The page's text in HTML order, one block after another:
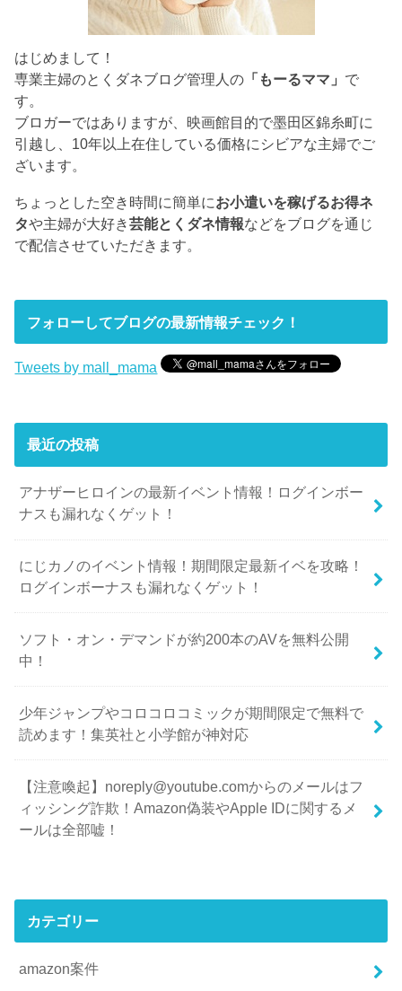
はじめまして！
専業主婦のとくダネブログ管理人の 「もーるママ」 で
す。
ブロガーではありますが、映画館目的で墨田区錦糸町に
引越し、10年以上在住している価格にシビアな主婦でご
ざいます。
ちょっとした空き時間に簡単にお小遣いを稼げるお得ネ
タや主婦が大好き芸能とくダネ情報などをブログを通じ
で配信させていただきます。
フォローしてブログの最新情報チェック！
Tweets by mall_mama
最近の投稿
アナザーヒロインの最新イベント情報！ログインボー
ナスも漏れなくゲット！
にじカノのイベント情報！期間限定最新イベを攻略！
ログインボーナスも漏れなくゲット！
ソフト・オン・デマンドが約200本のAVを無料公開
中！
少年ジャンプやコロコロコミックが期間限定で無料で
読めます！集英社と小学館が神対応
【注意喚起】noreply@youtube.comからのメールはフ
ィッシング詐欺！Amazon偽装やApple IDに関するメ
ールは全部嘘！
カテゴリー
amazon案件